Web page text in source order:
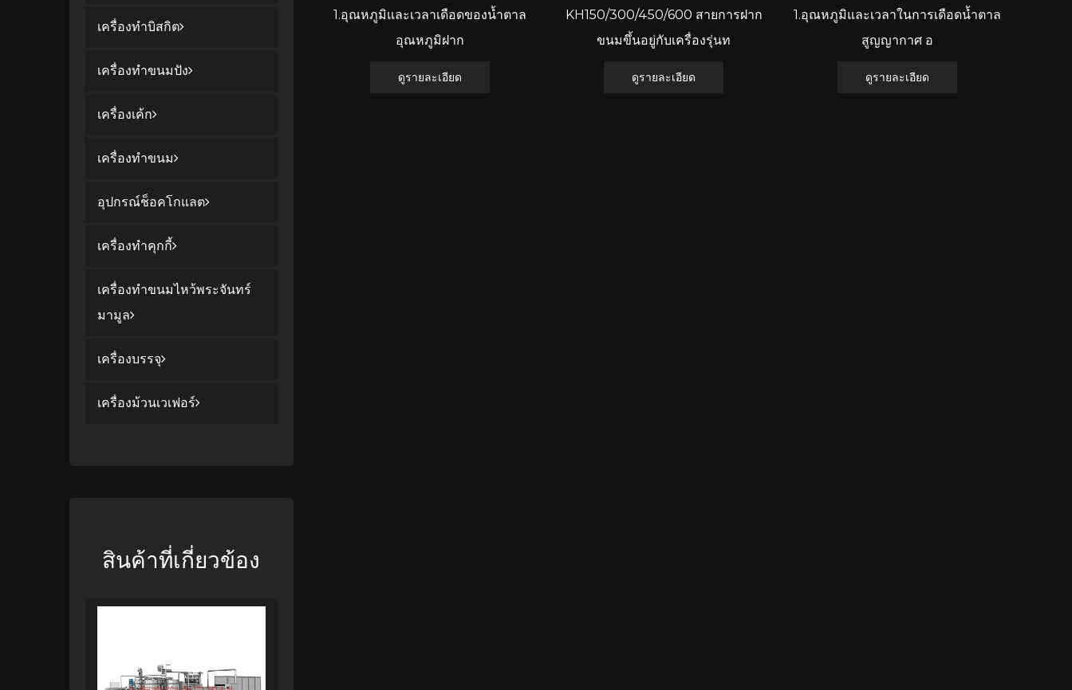
เครื่องทำบิสกิต
เครื่องทำขนมปัง
เครื่องเค้ก
เครื่องทำขนม
อุปกรณ์ช็อคโกแลต
เครื่องทำคุกกี้
เครื่องทำขนมไหว้พระจันทร์
มามูล
เครื่องบรรจุ
เครื่องม้วนเวเฟอร์
สินค้าที่เกี่ยวข้อง
1.อุณหภูมิและเวลาเดือดของน้ำตาล
อุณหภูมิฝาก
ดูรายละเอียด
KH150/300/450/600 สายการฝาก
ขนมขึ้นอยู่กับเครื่องรุ่นท
ดูรายละเอียด
1.อุณหภูมิและเวลาในการเดือดน้ำตาล
สูญญากาศ อ
ดูรายละเอียด